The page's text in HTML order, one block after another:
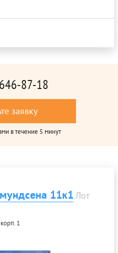
87-18
заявку
в течение 5 минут
11к1 Лот
1